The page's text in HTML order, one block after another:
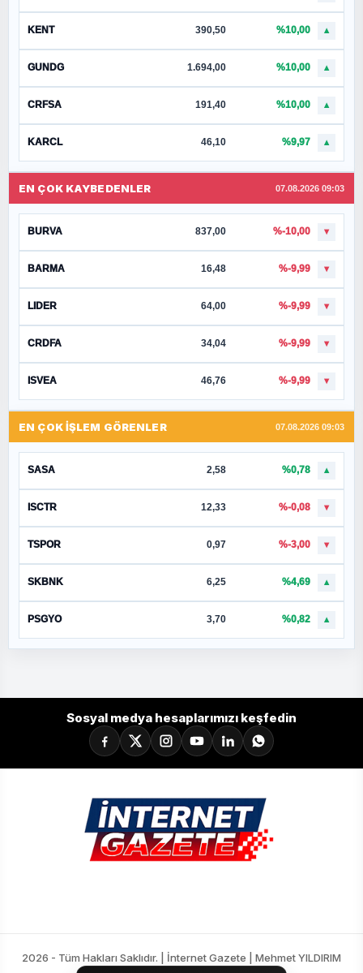
KENT 390,50 %10,00 ▲
GUNDG 1.694,00 %10,00 ▲
CRFSA 191,40 %10,00 ▲
KARCL 46,10 %9,97 ▲
EN ÇOK KAYBEDENLER 07.08.2026 09:03
BURVA 837,00 %-10,00 ▼
BARMA 16,48 %-9,99 ▼
LIDER 64,00 %-9,99 ▼
CRDFA 34,04 %-9,99 ▼
ISVEA 46,76 %-9,99 ▼
EN ÇOK İŞLEM GÖRENLER 07.08.2026 09:03
SASA 2,58 %0,78 ▲
ISCTR 12,33 %-0,08 ▼
TSPOR 0,97 %-3,00 ▼
SKBNK 6,25 %4,69 ▲
PSGYO 3,70 %0,82 ▲
Sosyal medya hesaplarımızı keşfedin
2026 - Tüm Hakları Saklıdır. | İnternet Gazete | Mehmet YILDIRIM